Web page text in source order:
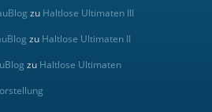
zu Haltlose Ultimaten III
zu Haltlose Ultimaten II
zu Haltlose Ultimaten